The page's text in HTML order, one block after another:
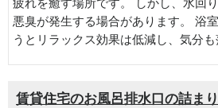
疲れを癒す場所です。 しかし、水回
悪臭が発生する場合があります。 浴
うとリラックス効果は低減し、気分
賃貸住宅のお風呂排水口の詰ま